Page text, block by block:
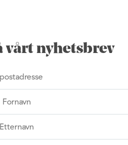
vårt nyhetsbrev